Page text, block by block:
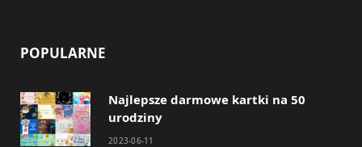
POPULARNE
Najlepsze darmowe kartki na 50
urodziny
2023-06-11